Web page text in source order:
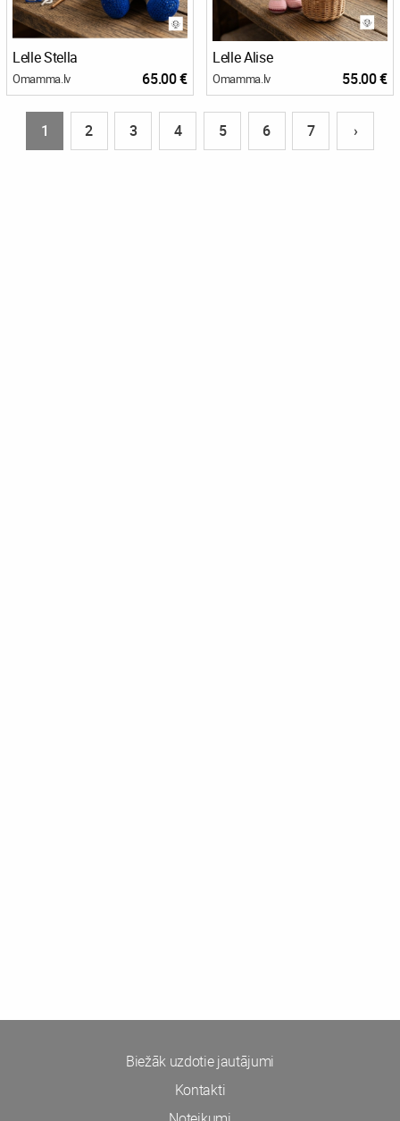
Lelle Stella
Omamma.lv 65.00 €
Lelle Alise
Omamma.lv 55.00 €
1 2 3 4 5 6 7 ›
Biežāk uzdotie jautājumi
Kontakti